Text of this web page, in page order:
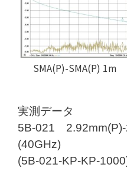
SMA(P)-SMA(P) 1m
実測データ
5B-021
(40GHz)
(5B-021-KP-KP-